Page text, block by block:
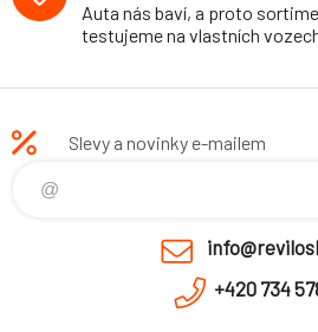
Auta nás baví, a proto
testujeme na vlastních
Slevy a novinky e-mailem
+420 734